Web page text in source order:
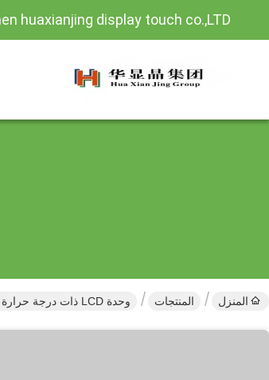
huaxianjing display touch co.,LTD
المنزل المنتجات وحدة LCD ذات درجة حرارة فائقة واسعة